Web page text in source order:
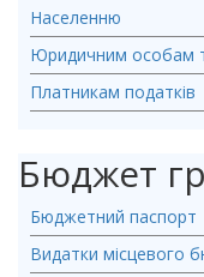
Населенню
Юридичним особам
Платникам податків
Бюджет
Бюджетний паспорт
Видатки місцевого